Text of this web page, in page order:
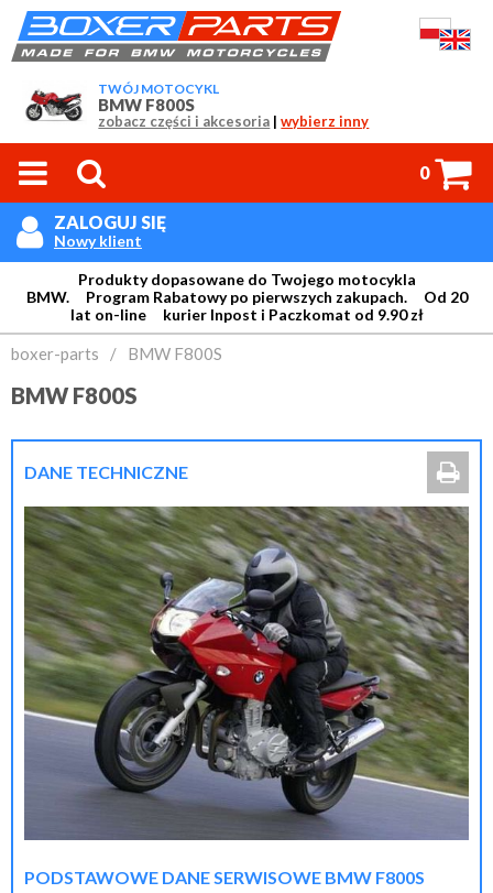
TWÓJ MOTOCYKL
BMW F800S
zobacz części i akcesoria |wybierz inny
  
0
 ZALOGUJ SIĘ
Nowy klient
Login:
przypomnij mi hasło nowy klient
Produkty dopasowane do Twojego motocykla
BMW. Program Rabatowy po pierwszych zakupach. Od 20
lat on-line kurier Inpost i Paczkomat od 9.90 zł
boxer-parts / BMW F800S
BMW F800S

DANE TECHNICZNE
PODSTAWOWE DANE SERWISOWE BMW F800S